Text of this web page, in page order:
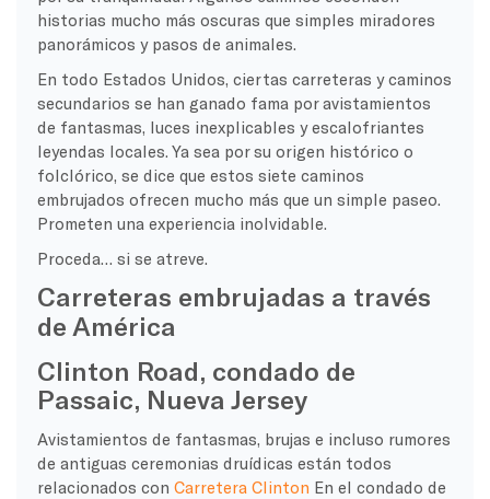
historias mucho más oscuras que simples miradores
panorámicos y pasos de animales.
En todo Estados Unidos, ciertas carreteras y caminos
secundarios se han ganado fama por avistamientos
de fantasmas, luces inexplicables y escalofriantes
leyendas locales. Ya sea por su origen histórico o
folclórico, se dice que estos siete caminos
embrujados ofrecen mucho más que un simple paseo.
Prometen una experiencia inolvidable.
Proceda… si se atreve.
Carreteras embrujadas a través
de América
Clinton Road, condado de
Passaic, Nueva Jersey
Avistamientos de fantasmas, brujas e incluso rumores
de antiguas ceremonias druídicas están todos
relacionados con Carretera Clinton En el condado de